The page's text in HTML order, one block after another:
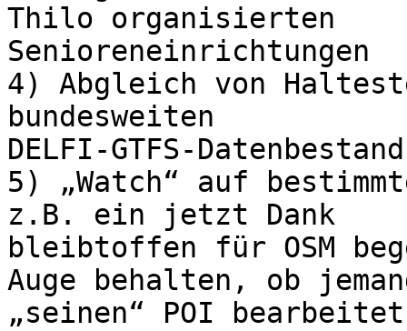
Thilo organisierten
Senioreneinrichtungen
4) Abgleich von
bundesweiten
DELFI-GTFS-Datenbestand
5) „Watch“ auf
z.B. ein jetzt Dank
bleibtoffen für OSM
Auge behalten, ob
„seinen“ POI